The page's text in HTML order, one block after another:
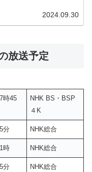
2024.09.30
放送予定
時45
NHK BS・BSP
４K
分 NHK総合
時 NHK総合
分 NHK総合